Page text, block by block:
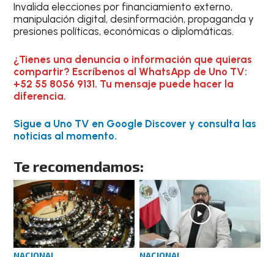
Invalida elecciones por financiamiento externo,
manipulación digital, desinformación, propaganda y
presiones políticas, económicas o diplomáticas.
¿Tienes una denuncia o información que quieras
compartir? Escríbenos al WhatsApp de Uno TV:
+52 55 8056 9131. Tu mensaje puede hacer la
diferencia.
Sigue a Uno TV en Google Discover y consulta las
noticias al momento.
Te recomendamos: